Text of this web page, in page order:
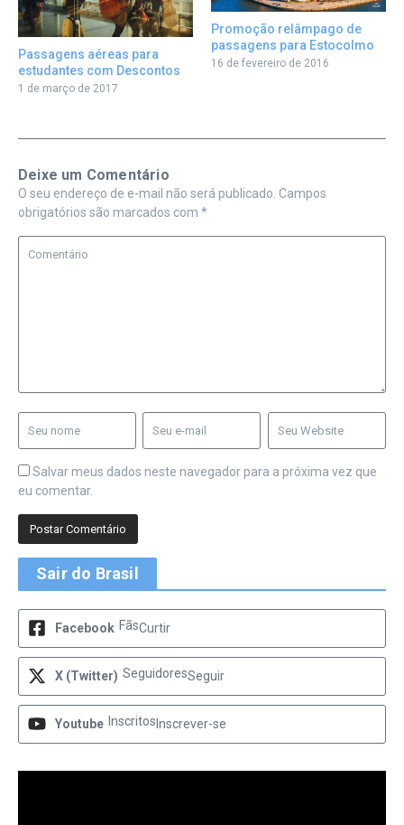
Passagens aéreas para
estudantes com Descontos
1 de março de 2017
Promoção relâmpago de
passagens para Estocolmo
16 de fevereiro de 2016
Deixe um Comentário
O seu endereço de e-mail não será publicado. Campos
obrigatórios são marcados com *
Salvar meus dados neste navegador para a próxima vez que
eu comentar.
Sair do Brasil
Facebook FãsCurtir
X (Twitter) SeguidoresSeguir
Youtube Inscritos Inscrever-se